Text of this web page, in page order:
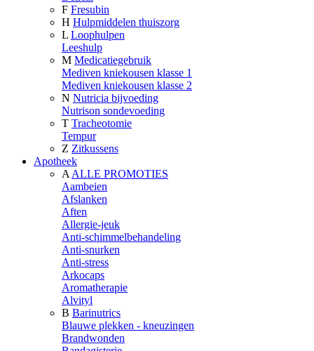
F Fresubin
H Hulpmiddelen thuiszorg
L Loophulpen
Leeshulp
M Medicatiegebruik
Mediven kniekousen klasse 1
Mediven kniekousen klasse 2
N Nutricia bijvoeding
Nutrison sondevoeding
T Tracheotomie
Tempur
Z Zitkussens
Apotheek
A ALLE PROMOTIES
Aambeien
Afslanken
Aften
Allergie-jeuk
Anti-schimmelbehandeling
Anti-snurken
Anti-stress
Arkocaps
Aromatherapie
Alvityl
B Barinutrics
Blauwe plekken - kneuzingen
Brandwonden